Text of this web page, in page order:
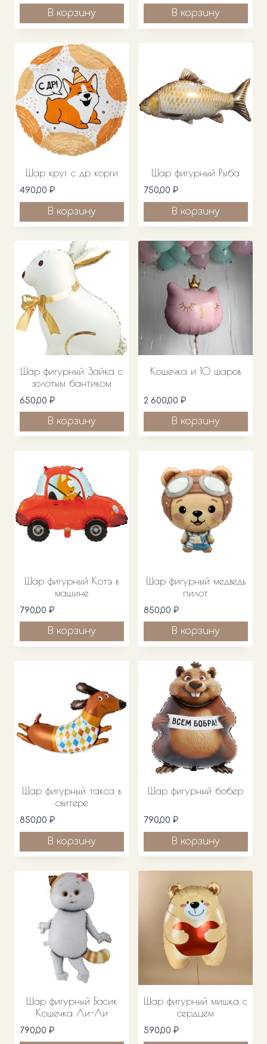
В корзину В корзину
Шар круг с др корги
490,00 ₽
В корзину
Шар фигурный Рыба
750,00 ₽
В корзину
Шар фигурный Зайка с
золотым бантиком
650,00 ₽
В корзину
Кошечка и 10 шаров
2 600,00 ₽
В корзину
Шар фигурный Котэ в
машине
790,00 ₽
В корзину
Шар фигурный медведь
пилот
850,00 ₽
В корзину
Шар фигурный такса в
свитере
850,00 ₽
В корзину
Шар фигурный бобер
790,00 ₽
В корзину
Шар фигурный Басик
Кошечка Ли-Ли
790,00 ₽
Шар фигурный мишка с
сердцем
590,00 ₽